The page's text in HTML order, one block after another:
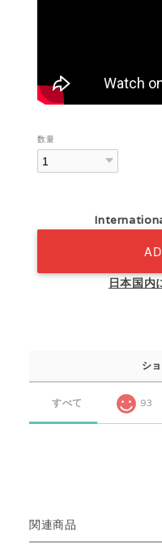
数量
日本国内
シ
すべて 93
関連商品